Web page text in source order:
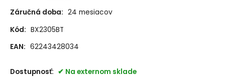
Záručná doba: 24 mesiacov
Kód: BX2305BT
EAN: 62243428034
Dostupnosť: Na externom sklade